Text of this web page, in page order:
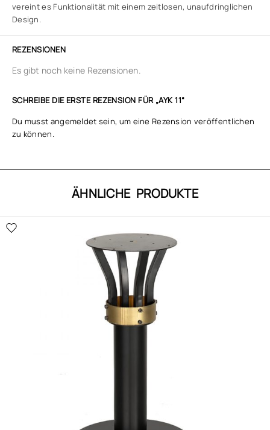
vereint es Funktionalität mit einem zeitlosen, unaufdringlichen
Design.
REZENSIONEN
Es gibt noch keine Rezensionen.
SCHREIBE DIE ERSTE REZENSION FÜR „AYK 11“
Du musst angemeldet sein, um eine Rezension veröffentlichen
zu können.
ÄHNLICHE PRODUKTE